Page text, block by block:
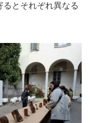
とそれぞれ異なる